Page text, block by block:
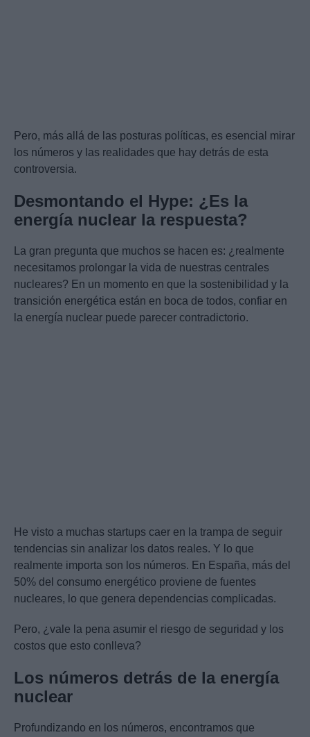
Pero, más allá de las posturas políticas, es esencial mirar
los números y las realidades que hay detrás de esta
controversia.
Desmontando el Hype: ¿Es la
energía nuclear la respuesta?
La gran pregunta que muchos se hacen es: ¿realmente
necesitamos prolongar la vida de nuestras centrales
nucleares? En un momento en que la sostenibilidad y la
transición energética están en boca de todos, confiar en
la energía nuclear puede parecer contradictorio.
He visto a muchas startups caer en la trampa de seguir
tendencias sin analizar los datos reales. Y lo que
realmente importa son los números. En España, más del
50% del consumo energético proviene de fuentes
nucleares, lo que genera dependencias complicadas.
Pero, ¿vale la pena asumir el riesgo de seguridad y los
costos que esto conlleva?
Los números detrás de la energía
nuclear
Profundizando en los números, encontramos que